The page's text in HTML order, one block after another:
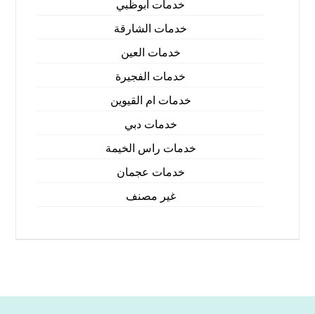
خدمات ابوظبي
خدمات الشارقة
خدمات العين
خدمات الفجيرة
خدمات ام القيوين
خدمات دبي
خدمات راس الخيمة
خدمات عجمان
غير مصنف